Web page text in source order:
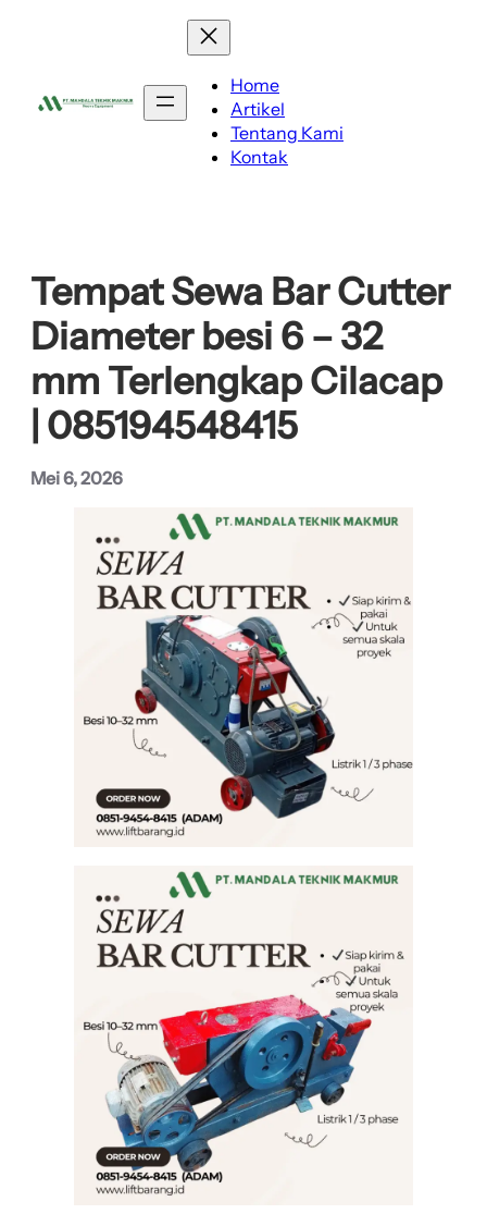
Home
Artikel
Tentang Kami
Kontak
Tempat Sewa Bar Cutter
Diameter besi 6 – 32
mm Terlengkap Cilacap
| 085194548415
Mei 6, 2026